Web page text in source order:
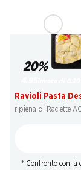
20%
Ravioli Pasta
ripiena di Raclette
* Confronto con la